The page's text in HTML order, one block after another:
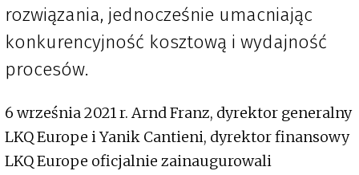
rozwiązania, jednocześnie umacniając
konkurencyjność kosztową i wydajność
procesów.
6 września 2021 r. Arnd Franz, dyrektor generalny
LKQ Europe i Yanik Cantieni, dyrektor finansowy
LKQ Europe oficjalnie zainaugurowali